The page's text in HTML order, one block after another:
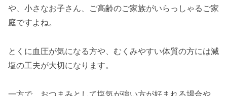
や、小さなお子さん、ご高齢のご家族がいらっしゃるご家
庭ですよね。
とくに血圧が気になる方や、むくみやすい体質の方には減
塩の工夫が大切になります。
一方で、おつまみとして塩気が強い方が好まれる場合や、